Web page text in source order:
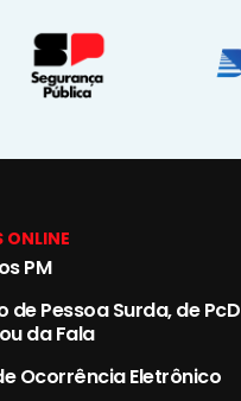
ONLINE
PM
de Pessoa Surda, de PcD
da Fala
Ocorrência Eletrônico